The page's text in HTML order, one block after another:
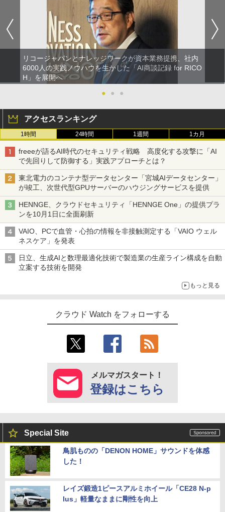
リコージャパンとナレッジワークが資本業務提携、社内
6000人の実践ノウハウを生かした「AI商談記録 for RICO
H」を展開へ
●
● ●
アクセスランキング
1時間 24時間 1週間 1カ月
freeeが語るAI時代のセキュリティ戦略 高度化する攻撃に「AI
で先回りして防御する」実践アプローチとは？
東北電力のコンテナ型データセンター「宮城AIデータセンター」
が竣工、次世代型GPUサーバーのハウジングサービスを提供
HENNGE、クラウドセキュリティ「HENNGE One」の提供プラ
ンを10月1日に全面刷新
VAIO、PCで血管・心拍の情報を非接触測定する「VAIO ウェル
ネスケア」を発表
日立、生成AIと数理最適化技術で製造業の生産ライン構成を自動
立案する技術を開発
もっと見る
クラウド Watch をフォローする
メルマガスタート！
登録はこちら
Special Site
鳥肌ものの「DENON HOME」サウンドを体感
した！
レイズ鍛造1ピースアルミホイール「CE28 N-p
lus」軽量なままに剛性を向上